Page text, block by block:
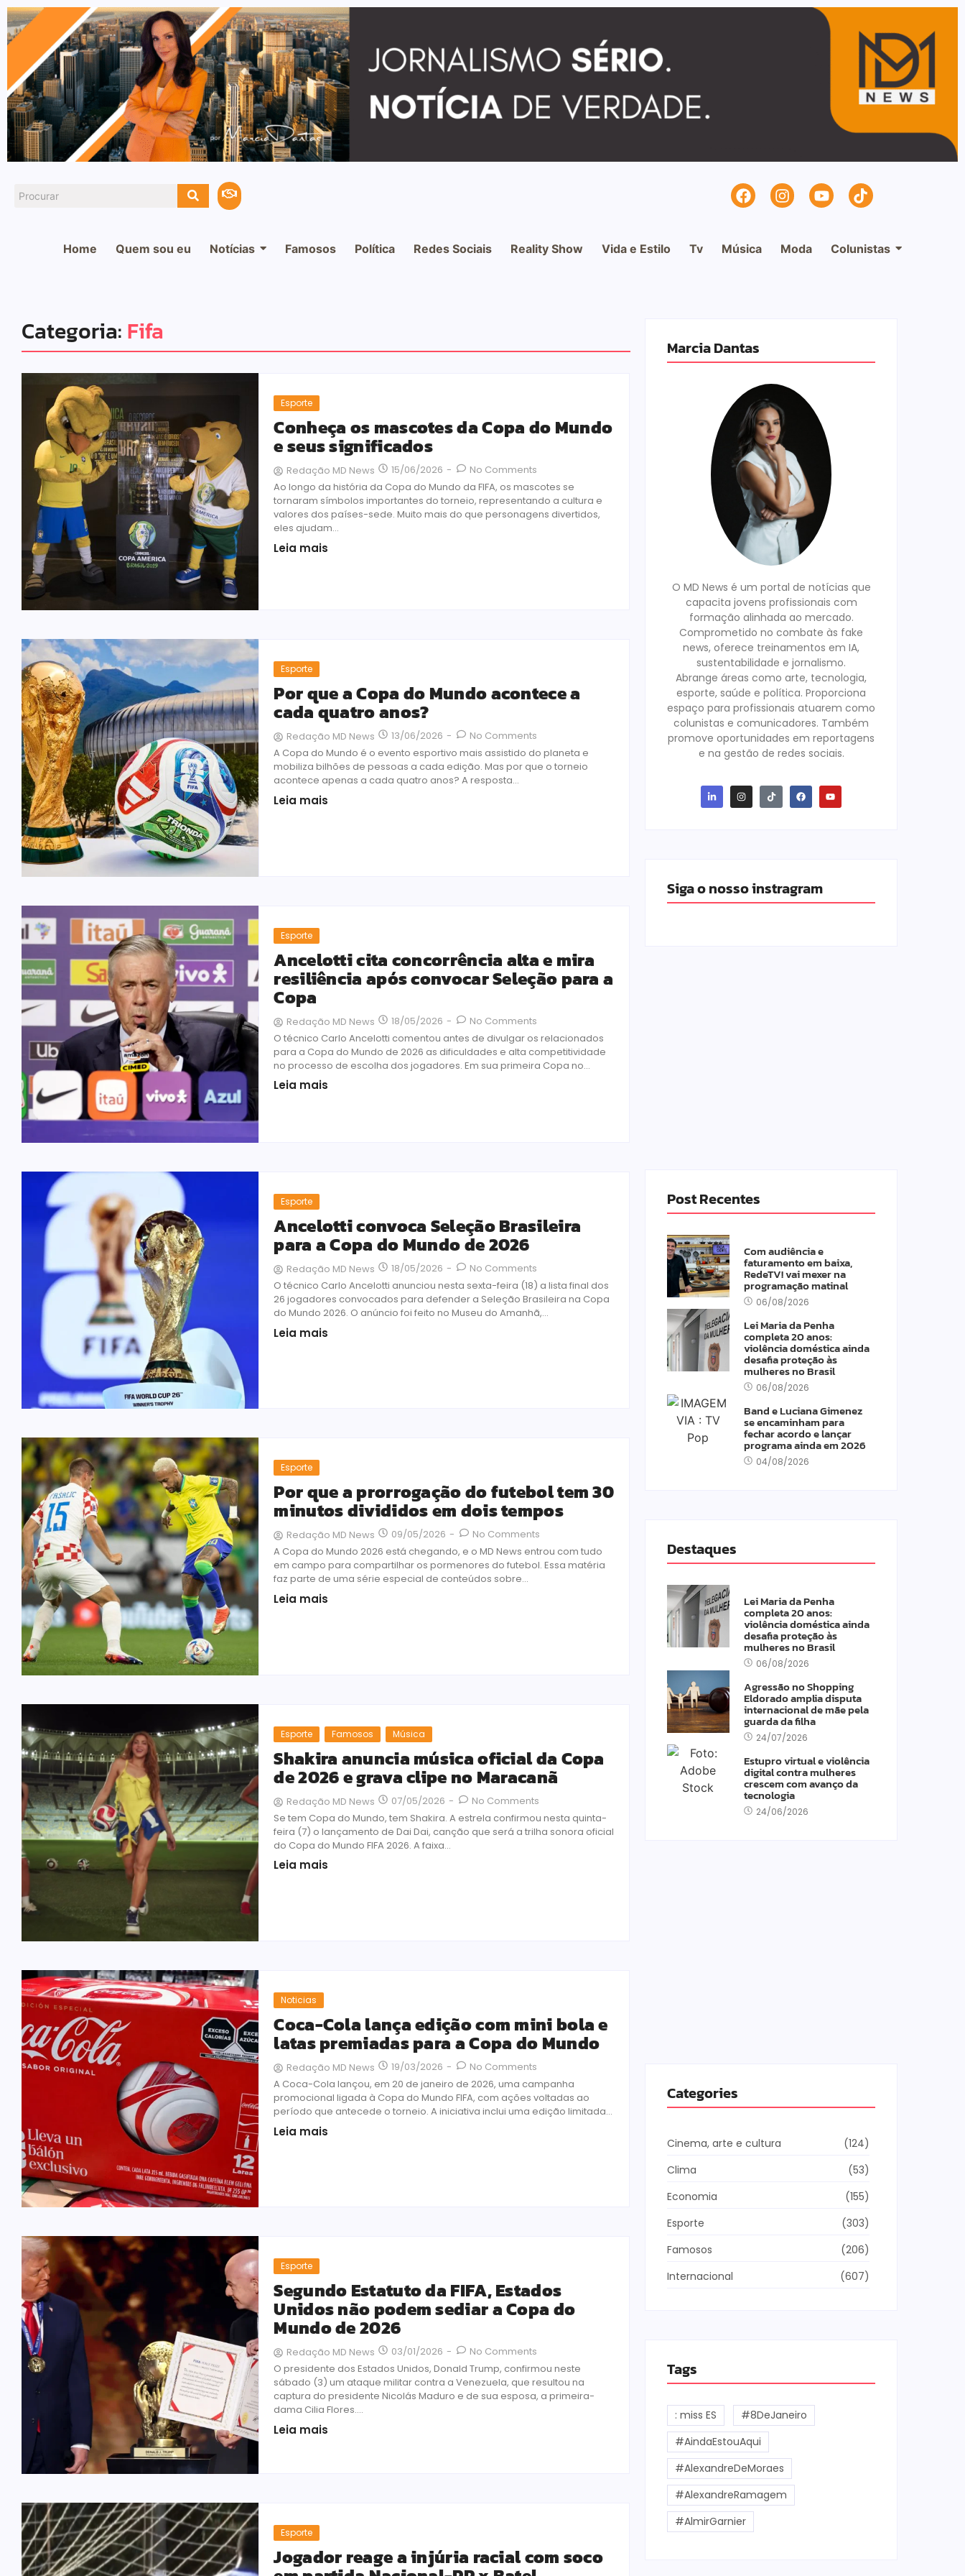
Home Quem sou eu Notícias Famosos Política Redes Sociais Reality Show Vida e Estilo Tv Música Moda Colunistas
Categoria: Fifa
Esporte
Conheça os mascotes da Copa do Mundo
e seus significados
Redação MD News 15/06/2026 -
No Comments
Ao longo da história da Copa do Mundo da FIFA, os mascotes se
tornaram símbolos importantes do torneio, representando a cultura e
valores dos países-sede. Muito mais do que personagens divertidos,
eles ajudam...
Leia mais
Esporte
Por que a Copa do Mundo acontece a
cada quatro anos?
Redação MD News 13/06/2026 -
No Comments
A Copa do Mundo é o evento esportivo mais assistido do planeta e
mobiliza bilhões de pessoas a cada edição. Mas por que o torneio
acontece apenas a cada quatro anos? A resposta...
Leia mais
Esporte
Ancelotti cita concorrência alta e mira
resiliência após convocar Seleção para a
Copa
Redação MD News 18/05/2026 -
No Comments
O técnico Carlo Ancelotti comentou antes de divulgar os relacionados
para a Copa do Mundo de 2026 as dificuldades e alta competitividade
no processo de escolha dos jogadores. Em sua primeira Copa no...
Leia mais
Esporte
Ancelotti convoca Seleção Brasileira
para a Copa do Mundo de 2026
Redação MD News 18/05/2026 -
No Comments
O técnico Carlo Ancelotti anunciou nesta sexta-feira (18) a lista final dos
26 jogadores convocados para defender a Seleção Brasileira na Copa
do Mundo 2026. O anúncio foi feito no Museu do Amanhã,...
Leia mais
Esporte
Por que a prorrogação do futebol tem 30
minutos divididos em dois tempos
Redação MD News 09/05/2026 -
No Comments
A Copa do Mundo 2026 está chegando, e o MD News entrou com tudo
em campo para compartilhar os pormenores do futebol. Essa matéria
faz parte de uma série especial de conteúdos sobre...
Leia mais
Esporte Famosos Música
Shakira anuncia música oficial da Copa
de 2026 e grava clipe no Maracanã
Redação MD News 07/05/2026 -
No Comments
Se tem Copa do Mundo, tem Shakira. A estrela confirmou nesta quinta-
feira (7) o lançamento de Dai Dai, canção que será a trilha sonora oficial
do Copa do Mundo FIFA 2026. A faixa...
Leia mais
Noticias
Coca-Cola lança edição com mini bola e
latas premiadas para a Copa do Mundo
Redação MD News 19/03/2026 -
No Comments
A Coca-Cola lançou, em 20 de janeiro de 2026, uma campanha
promocional ligada à Copa do Mundo FIFA, com ações voltadas ao
período que antecede o torneio. A iniciativa inclui uma edição limitada...
Leia mais
Esporte
Segundo Estatuto da FIFA, Estados
Unidos não podem sediar a Copa do
Mundo de 2026
Redação MD News 03/01/2026 -
No Comments
O presidente dos Estados Unidos, Donald Trump, confirmou neste
sábado (3) um ataque militar contra a Venezuela, que resultou na
captura do presidente Nicolás Maduro e de sua esposa, a primeira-
dama Cilia Flores....
Leia mais
Esporte
Jogador reage a injúria racial com soco
Marcia Dantas
O MD News é um portal de notícias que
capacita jovens profissionais com
formação alinhada ao mercado.
Comprometido no combate às fake
news, oferece treinamentos em IA,
sustentabilidade e jornalismo.
Abrange áreas como arte, tecnologia,
esporte, saúde e política. Proporciona
espaço para profissionais atuarem como
colunistas e comunicadores. Também
promove oportunidades em reportagens
e na gestão de redes sociais.
Siga o nosso instragram
Post Recentes
Com audiência e
faturamento em baixa,
RedeTV! vai mexer na
programação matinal
06/08/2026
Lei Maria da Penha
completa 20 anos:
violência doméstica ainda
desafia proteção às
mulheres no Brasil
06/08/2026
Band e Luciana Gimenez
se encaminham para
fechar acordo e lançar
programa ainda em 2026
04/08/2026
Destaques
Lei Maria da Penha
completa 20 anos:
violência doméstica ainda
desafia proteção às
mulheres no Brasil
06/08/2026
Agressão no Shopping
Eldorado amplia disputa
internacional de mãe pela
guarda da filha
24/07/2026
Estupro virtual e violência
digital contra mulheres
crescem com avanço da
tecnologia
24/06/2026
Categories
Cinema, arte e cultura
(124)
Clima
(53)
Economia
(155)
Esporte
(303)
Famosos
(206)
Internacional
(607)
Tags
: miss ES
#8DeJaneiro
#AindaEstouAqui
#AlexandreDeMoraes
#AlexandreRamagem
#AlmirGarnier